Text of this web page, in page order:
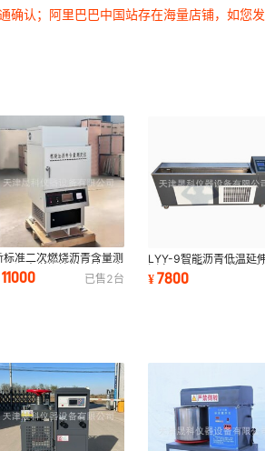
确认；阿里巴巴中国站存在海量店铺，如您
标准二次燃烧沥青含量测
定仪沥青燃烧炉燃烧法沥青
析仪HYRS-6
11000 已售2台
LYY-9智能沥青低温延
测定仪 液晶沥青低温延
仪 厂家供应
¥7800